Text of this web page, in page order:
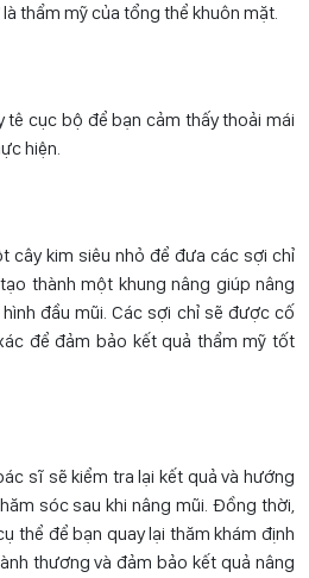
thẩm mỹ của tổng thể khuôn mặt.
tê cục bộ để bạn cảm thấy thoải mái
hiện.
cây kim siêu nhỏ để đưa các sợi chỉ
thành một khung nâng giúp nâng
đầu mũi. Các sợi chỉ sẽ được cố
để đảm bảo kết quả thẩm mỹ tốt
sĩ sẽ kiểm tra lại kết quả và hướng
sóc sau khi nâng mũi. Đồng thời,
thể để bạn quay lại thăm khám định
thương và đảm bảo kết quả nâng